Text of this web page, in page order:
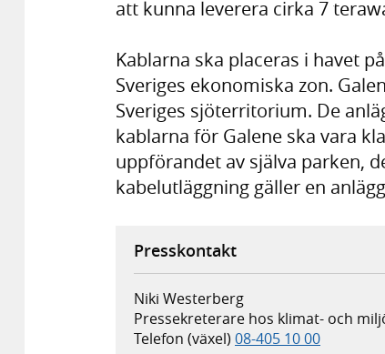
att kunna leverera cirka 7
Kablarna ska placeras i havet
Sveriges ekonomiska zon.
Sveriges sjöterritorium. De
kablarna för Galene ska vara
uppförandet av själva parken,
kabelutläggning gäller en
Presskontakt
Niki Westerberg
Pressekreterare hos klimat- och
Telefon (växel) 08-405 10 00